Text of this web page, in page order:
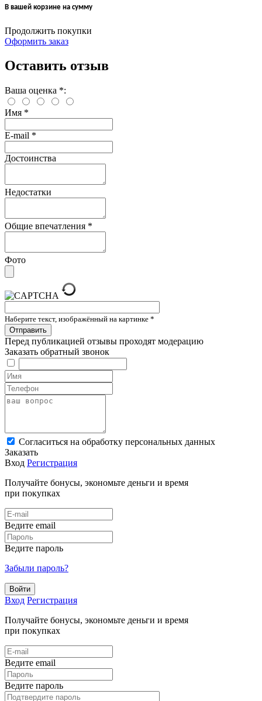
В вашей корзине на сумму
Продолжить покупки
Оформить заказ
Оставить отзыв
Ваша оценка *:
Имя *
E-mail *
Достоинства
Недостатки
Общие впечатления *
Фото
Наберите текст, изображённый на картинке *
Перед публикацией отзывы проходят модерацию
Заказать обратный звонок
Cогласиться на обработку персональных данных
Заказать
Вход Регистрация
Получайте бонусы, экономьте деньги и время
при покупках
Ведите email
Ведите пароль
Забыли пароль?
Войти
Вход Регистрация
Получайте бонусы, экономьте деньги и время
при покупках
Ведите email
Ведите пароль